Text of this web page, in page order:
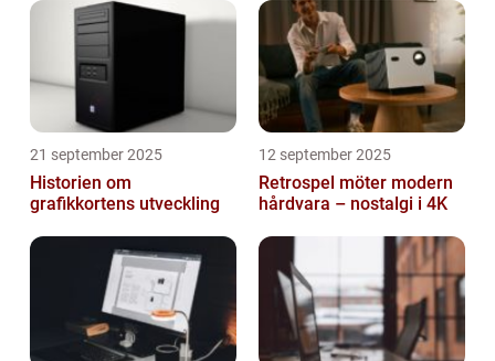
21 september 2025
Historien om
grafikkortens utveckling
12 september 2025
Retrospel möter modern
hårdvara – nostalgi i 4K